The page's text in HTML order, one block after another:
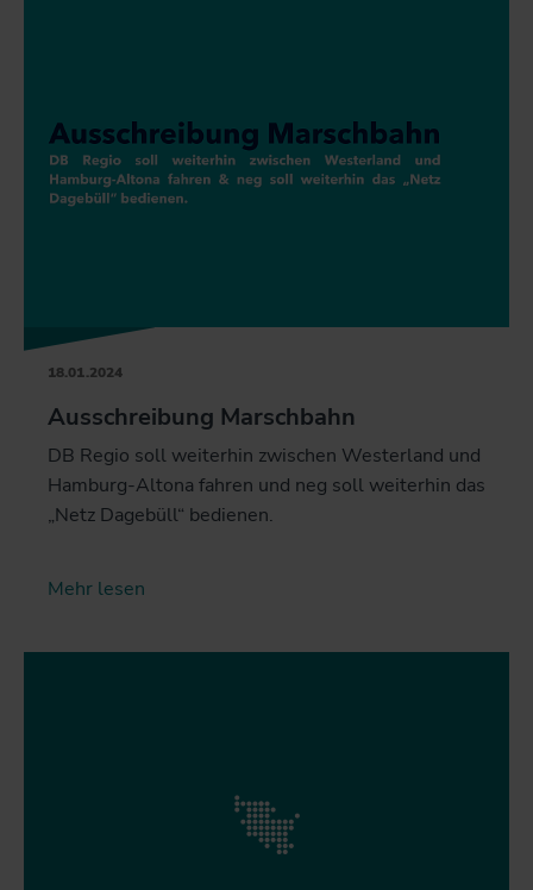
18.01.2024
Ausschreibung Marschbahn
DB Regio soll weiterhin zwischen Westerland und
Hamburg-Altona fahren und neg soll weiterhin das
„Netz Dagebüll“ bedienen.
Mehr lesen